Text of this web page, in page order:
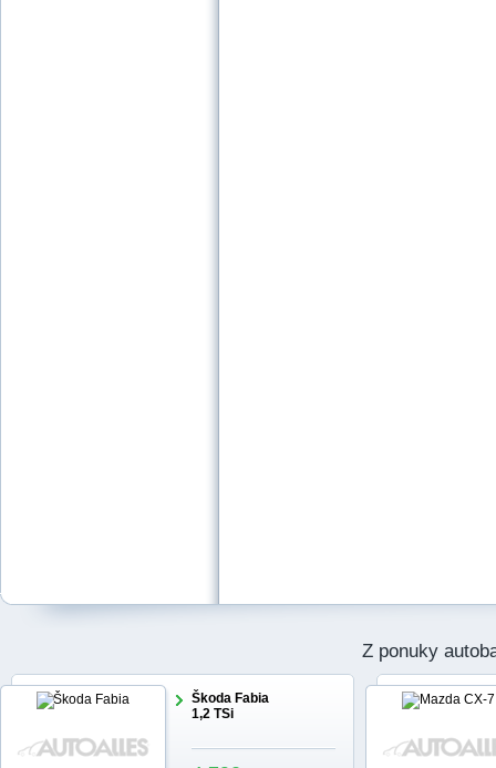
Z ponuky
Škoda Fabia
1,2 TSi